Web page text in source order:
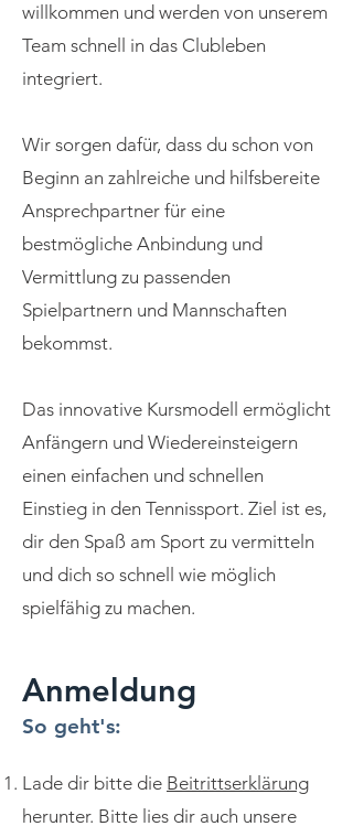
willkommen und werden von unserem
Team schnell in das Clubleben
integriert.
Wir sorgen dafür, dass du schon von
Beginn an zahlreiche und hilfsbereite
Ansprechpartner für eine
bestmögliche Anbindung und
Vermittlung zu passenden
Spielpartnern und Mannschaften
bekommst.
Das innovative Kursmodell ermöglicht
Anfängern und Wiedereinsteigern
einen einfachen und schnellen
Einstieg in den Tennissport. Ziel ist es,
dir den Spaß am Sport zu vermitteln
und dich so schnell wie möglich
spielfähig zu machen.
Anmeldung
So geht's:
Lade dir bitte die Beitrittserklärung
herunter. Bitte lies dir auch unsere